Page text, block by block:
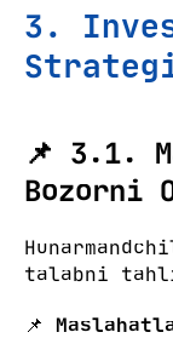
3.
📌 3.1.
Bozorni
talabni
📌